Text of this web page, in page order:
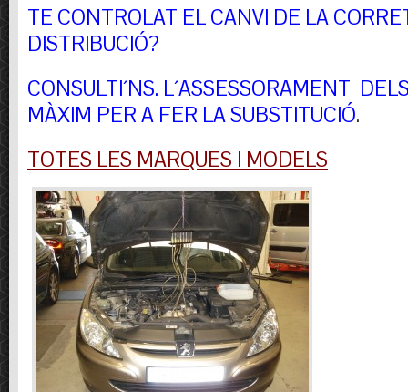
TE CONTROLAT EL CANVI DE LA
DISTRIBUCIÓ?
CONSULTI´NS. L´ASSESSORAMENT
MÀXIM PER A FER LA SUBSTITUCIÓ.
TOTES LES MARQUES I MODELS